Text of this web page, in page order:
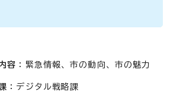
容 ：緊急情報、市の動向、市の魅力
：デジタル戦略課